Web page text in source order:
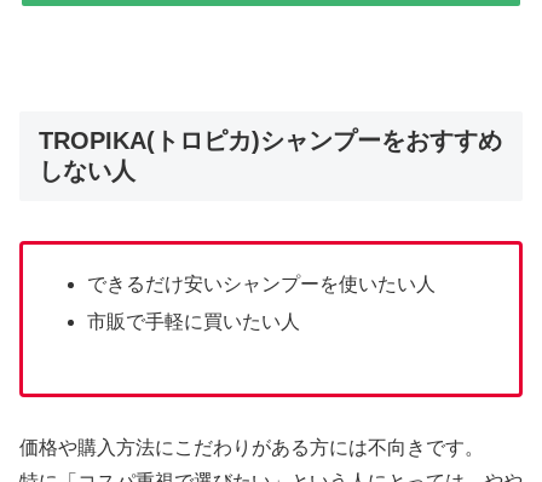
TROPIKA(トロピカ)シャンプーをおすすめ
しない人
できるだけ安いシャンプーを使いたい人
市販で手軽に買いたい人
価格や購入方法にこだわりがある方には不向きです。